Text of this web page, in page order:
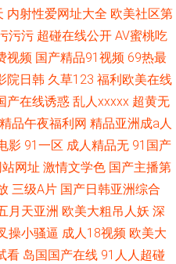
内射性爱网址大全 欧美社区第
污污 超碰在线公开 AV蜜桃吃
视频 国产精品91视频 69热最
院日韩 久草123 福利欧美在线
产在线诱惑 乱人xxxxx 超黄无
精品午夜福利网 精品亚洲成a人
影 91一区 成人精品无 91国产
网址 激情文学色 国产主播第
三级A片 国产日韩亚洲综合
月天亚洲 欧美大粗吊人妖 深
操小骚逼 成人18视频 欧美大
看 岛国国产在线 91人人超碰